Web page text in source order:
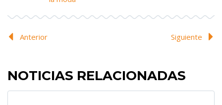
Anterior Siguiente
NOTICIAS RELACIONADAS